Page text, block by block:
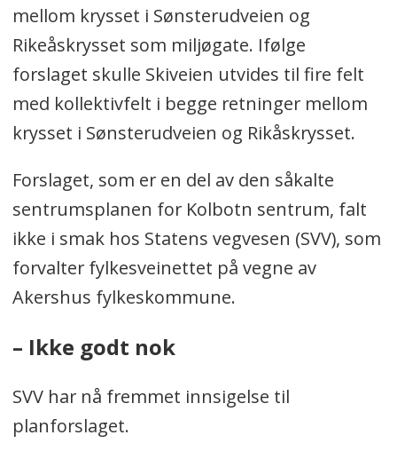
mellom krysset i Sønsterudveien og
Rikeåskrysset som miljøgate. Ifølge
forslaget skulle Skiveien utvides til fire felt
med kollektivfelt i begge retninger mellom
krysset i Sønsterudveien og Rikåskrysset.
Forslaget, som er en del av den såkalte
sentrumsplanen for Kolbotn sentrum, falt
ikke i smak hos Statens vegvesen (SVV), som
forvalter fylkesveinettet på vegne av
Akershus fylkeskommune.
– Ikke godt nok
SVV har nå fremmet innsigelse til
planforslaget.